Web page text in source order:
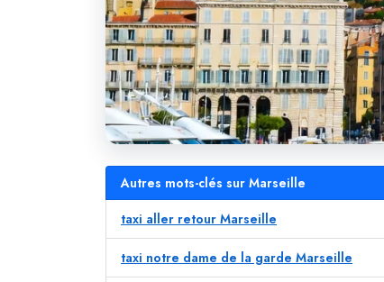
Autres mots-clés sur Marseille
taxi aller retour Marseille
taxi notre dame de la garde Marseille